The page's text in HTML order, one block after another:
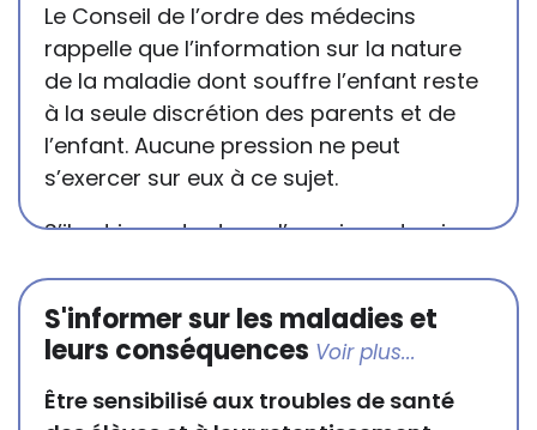
Le Conseil de l’ordre des médecins
rappelle que l’information sur la nature
de la maladie dont souffre l’enfant reste
à la seule discrétion des parents et de
l’enfant. Aucune pression ne peut
s’exercer sur eux à ce sujet.
S’il est important que l’enseignant puisse
handicap sur les apprentissages, cela ne
passe pas forcément pas l’exposé du
diagnostic en tant que tel.
S'informer sur les maladies et
leurs conséquences
Être sensibilisé aux troubles de santé